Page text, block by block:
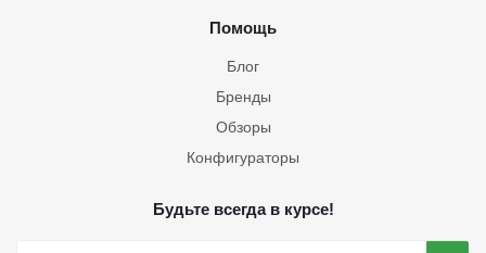
Помощь
Блог
Бренды
Обзоры
Конфигураторы
Будьте всегда в курсе!